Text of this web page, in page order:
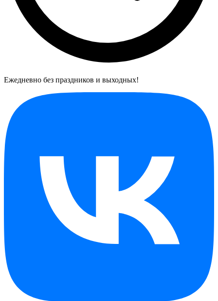
Ежедневно без праздников и выходных!